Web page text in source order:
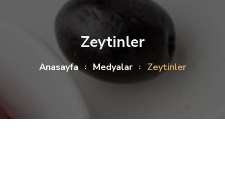
Zeytinler
Anasayfa Medyalar Zeytinler